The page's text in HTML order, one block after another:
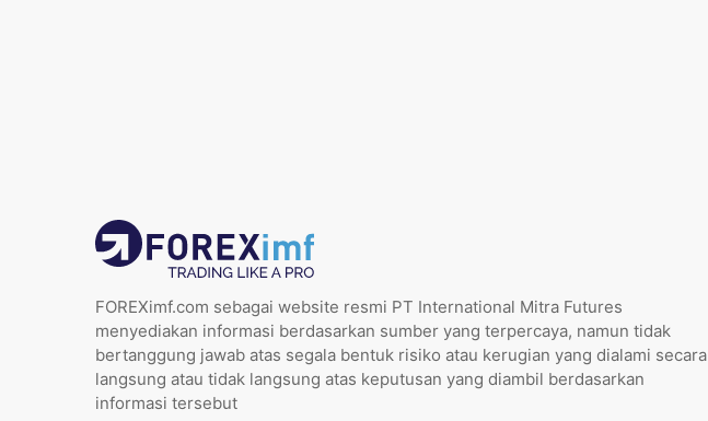
FOREXimf.com sebagai website resmi PT International Mitra Futures
menyediakan informasi berdasarkan sumber yang terpercaya, namun tidak
bertanggung jawab atas segala bentuk risiko atau kerugian yang dialami secara
langsung atau tidak langsung atas keputusan yang diambil berdasarkan
informasi tersebut